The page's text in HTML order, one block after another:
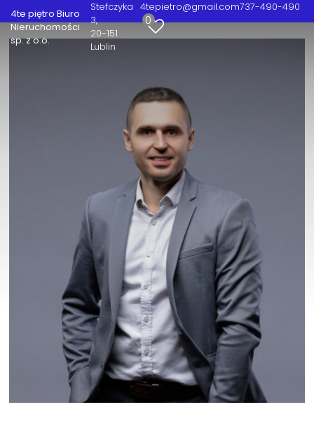
4te piętro Biuro
Nieruchomości
sp. z o.o.
Stefczyka
3
20-151
Lublin
4tepietro@gmail.com737-490-490
0